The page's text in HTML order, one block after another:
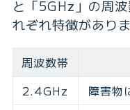
と「5GHz」の周
れぞれ特徴がありま
周波数帯
2.4GHz
障害物